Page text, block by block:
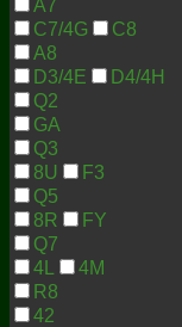
A7
C7/4G
C8
A8
D3/4E
D4/4H
Q2
GA
Q3
8U
F3
Q5
8R
FY
Q7
4L
4M
R8
42